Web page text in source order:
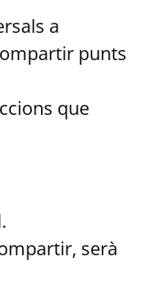
a
punts
que
serà